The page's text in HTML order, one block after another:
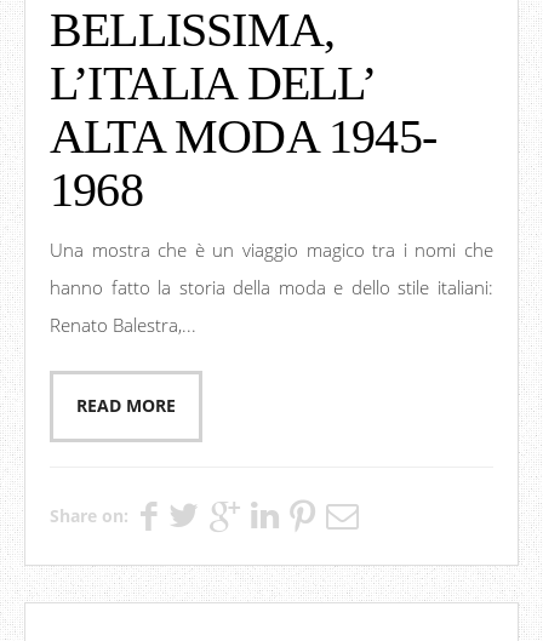
BELLISSIMA,
L’ITALIA DELL’
ALTA MODA 1945-
1968
Una mostra che è un viaggio magico tra i nomi che
hanno fatto la storia della moda e dello stile italiani:
Renato Balestra,...
READ MORE
Share on: